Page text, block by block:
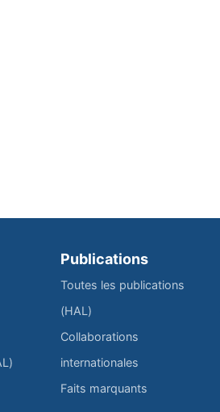
Publications
Toutes les publications
(HAL)
Collaborations
internationales
Faits marquants